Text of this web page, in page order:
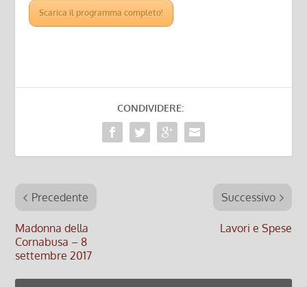
Scarica il programma completo!
CONDIVIDERE:
Precedente
Madonna della
Cornabusa – 8
settembre 2017
Successivo
Lavori e Spese